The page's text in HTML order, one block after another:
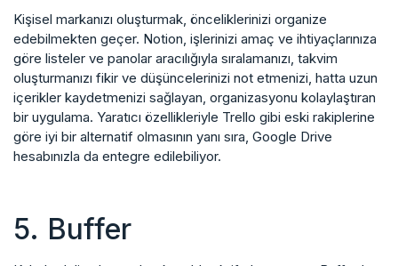
Kişisel markanızı oluşturmak, önceliklerinizi organize
edebilmekten geçer. Notion, işlerinizi amaç ve ihtiyaçlarınıza
göre listeler ve panolar aracılığıyla sıralamanızı, takvim
oluşturmanızı fikir ve düşüncelerinizi not etmenizi, hatta uzun
içerikler kaydetmenizi sağlayan, organizasyonu kolaylaştıran
bir uygulama. Yaratıcı özellikleriyle Trello gibi eski rakiplerine
göre iyi bir alternatif olmasının yanı sıra, Google Drive
hesabınızla da entegre edilebiliyor.
5. Buffer